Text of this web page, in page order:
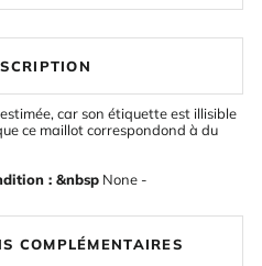
car son étiquette est illisible
ce maillot correspondond à du
: &nbsp None -
COMPLÉMENTAIRES